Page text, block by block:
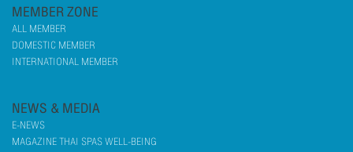
MEMBER ZONE
ALL MEMBER
DOMESTIC MEMBER
INTERNATIONAL MEMBER
NEWS & MEDIA
E-NEWS
MAGAZINE THAI SPAS WELL-BEING